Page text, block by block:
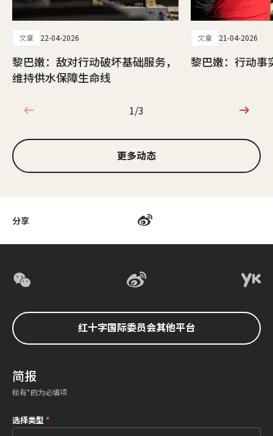
分享
文章 22-04-2026
黎巴嫩：敌对行动破坏基础服务，
维持供水保障生命线
文章 21-04-2026
黎巴嫩：行动
1/3
1/3
更多动态
红十字国际委员会其他平台
简报
标有*的为必填项
选择类型 *